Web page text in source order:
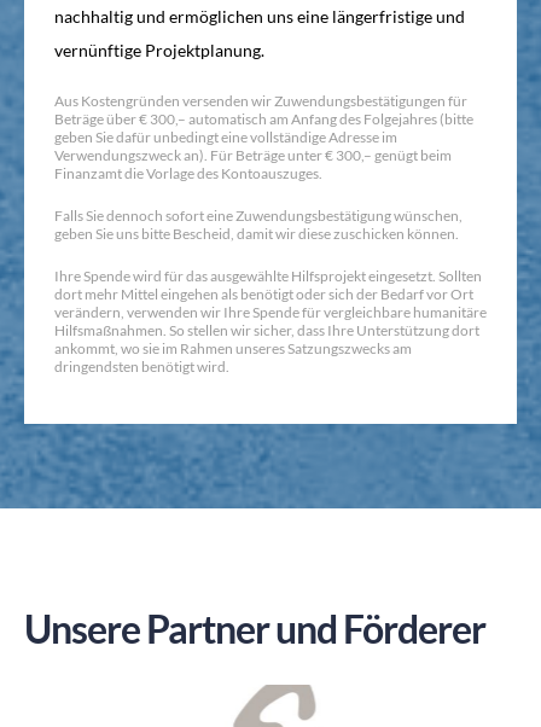
nachhaltig und ermöglichen uns eine längerfristige und
vernünftige Projektplanung.
Aus Kostengründen versenden wir Zuwendungsbestätigungen für
Beträge über € 300,– automatisch am Anfang des Folgejahres (bitte
geben Sie dafür unbedingt eine vollständige Adresse im
Verwendungszweck an). Für Beträge unter € 300,– genügt beim
Finanzamt die Vorlage des Kontoauszuges.
Falls Sie dennoch sofort eine Zuwendungsbestätigung wünschen,
geben Sie uns bitte Bescheid, damit wir diese zuschicken können.
Ihre Spende wird für das ausgewählte Hilfsprojekt eingesetzt. Sollten
dort mehr Mittel eingehen als benötigt oder sich der Bedarf vor Ort
verändern, verwenden wir Ihre Spende für vergleichbare humanitäre
Hilfsmaßnahmen. So stellen wir sicher, dass Ihre Unterstützung dort
ankommt, wo sie im Rahmen unseres Satzungszwecks am
dringendsten benötigt wird.
Unsere Partner und Förderer